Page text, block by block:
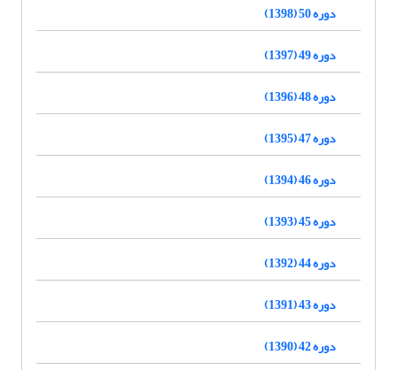
دوره 50 (1398)
دوره 49 (1397)
دوره 48 (1396)
دوره 47 (1395)
دوره 46 (1394)
دوره 45 (1393)
دوره 44 (1392)
دوره 43 (1391)
دوره 42 (1390)